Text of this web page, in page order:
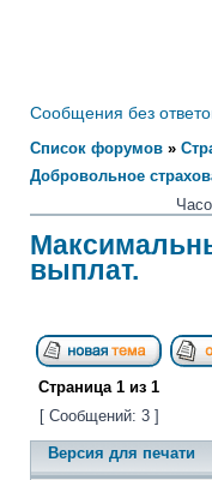
Сообщения без
Список форумов »
Добровольное
выплат.
Страница 1 из 1
[ Сообщений: 3 ]
Версия для печати